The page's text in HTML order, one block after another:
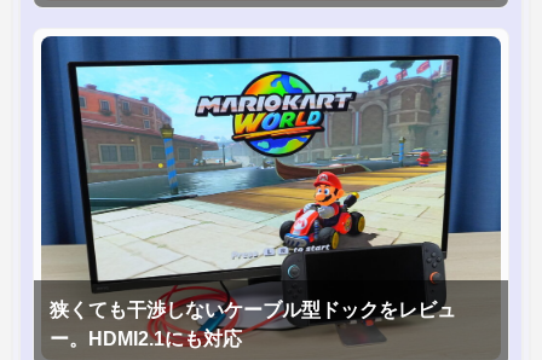
狭くても干渉しないケーブル型ドックをレビュ
ー。HDMI2.1にも対応